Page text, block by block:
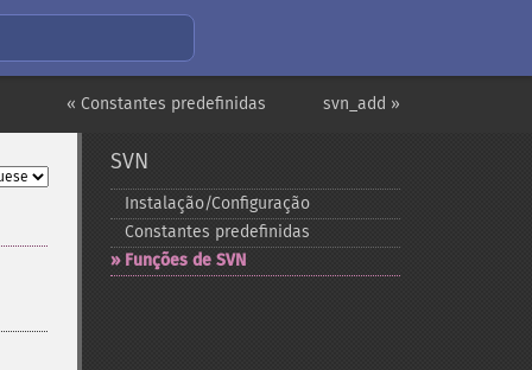
svn_add »
« Constantes predefinidas
SVN
Instalação/Configuração
Constantes predefinidas
Funções de SVN